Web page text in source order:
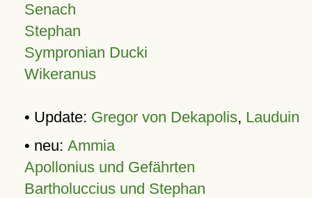
Senach
Stephan
Sympronian Ducki
Wikeranus
• Update: Gregor von Dekapolis, Lauduin
• neu: Ammia
Apollonius und Gefährten
Bartholuccius und Stephan